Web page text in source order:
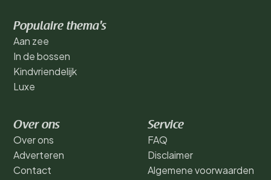
Populaire thema's
Aan zee
In de bossen
Kindvriendelijk
Luxe
Over ons
Over ons
Adverteren
Contact
Service
FAQ
Disclaimer
Algemene voorwaarden